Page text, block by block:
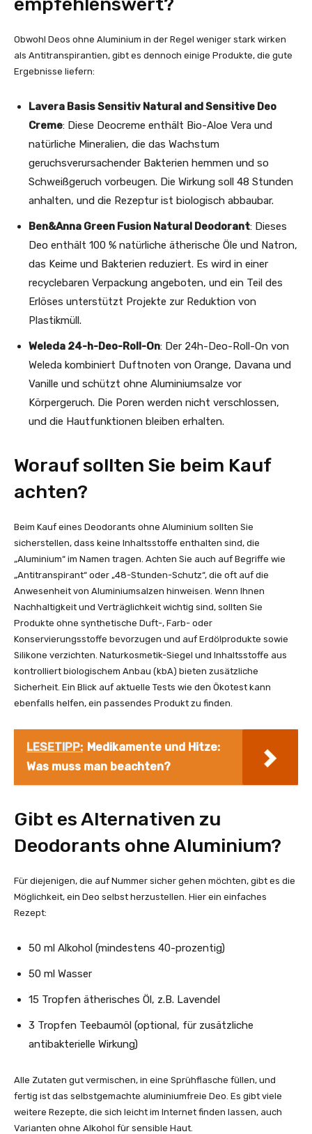
Obwohl Deos ohne Aluminium in der Regel weniger stark wirken
als Antitranspirantien, gibt es dennoch einige Produkte, die gute
Ergebnisse liefern:
Lavera Basis Sensitiv Natural and Sensitive Deo
Creme: Diese Deocreme enthält Bio-Aloe Vera und
natürliche Mineralien, die das Wachstum
geruchsverursachender Bakterien hemmen und so
Schweißgeruch vorbeugen. Die Wirkung soll 48 Stunden
anhalten, und die Rezeptur ist biologisch abbaubar.
Ben&Anna Green Fusion Natural Deodorant: Dieses
Deo enthält 100 % natürliche ätherische Öle und Natron,
das Keime und Bakterien reduziert. Es wird in einer
recyclebaren Verpackung angeboten, und ein Teil des
Erlöses unterstützt Projekte zur Reduktion von
Plastikmüll.
Weleda 24-h-Deo-Roll-On: Der 24h-Deo-Roll-On von
Weleda kombiniert Duftnoten von Orange, Davana und
Vanille und schützt ohne Aluminiumsalze vor
Körpergeruch. Die Poren werden nicht verschlossen,
und die Hautfunktionen bleiben erhalten.
Worauf sollten Sie beim Kauf
achten?
Beim Kauf eines Deodorants ohne Aluminium sollten Sie
sicherstellen, dass keine Inhaltsstoffe enthalten sind, die
„Aluminium“ im Namen tragen. Achten Sie auch auf Begriffe wie
„Antitranspirant“ oder „48-Stunden-Schutz“, die oft auf die
Anwesenheit von Aluminiumsalzen hinweisen. Wenn Ihnen
Nachhaltigkeit und Verträglichkeit wichtig sind, sollten Sie
Produkte ohne synthetische Duft-, Farb- oder
Konservierungsstoffe bevorzugen und auf Erdölprodukte sowie
Silikone verzichten. Naturkosmetik-Siegel und Inhaltsstoffe aus
kontrolliert biologischem Anbau (kbA) bieten zusätzliche
Sicherheit. Ein Blick auf aktuelle Tests wie den Ökotest kann
ebenfalls helfen, ein passendes Produkt zu finden.
LESETIPP: Medikamente und Hitze:
Was muss man beachten?
Gibt es Alternativen zu
Deodorants ohne Aluminium?
Für diejenigen, die auf Nummer sicher gehen möchten, gibt es die
Möglichkeit, ein Deo selbst herzustellen. Hier ein einfaches
Rezept:
50 ml Alkohol (mindestens 40-prozentig)
50 ml Wasser
15 Tropfen ätherisches Öl, z.B. Lavendel
3 Tropfen Teebaumöl (optional, für zusätzliche
antibakterielle Wirkung)
Alle Zutaten gut vermischen, in eine Sprühflasche füllen, und
fertig ist das selbstgemachte aluminiumfreie Deo. Es gibt viele
weitere Rezepte, die sich leicht im Internet finden lassen, auch
Varianten ohne Alkohol für sensible Haut.